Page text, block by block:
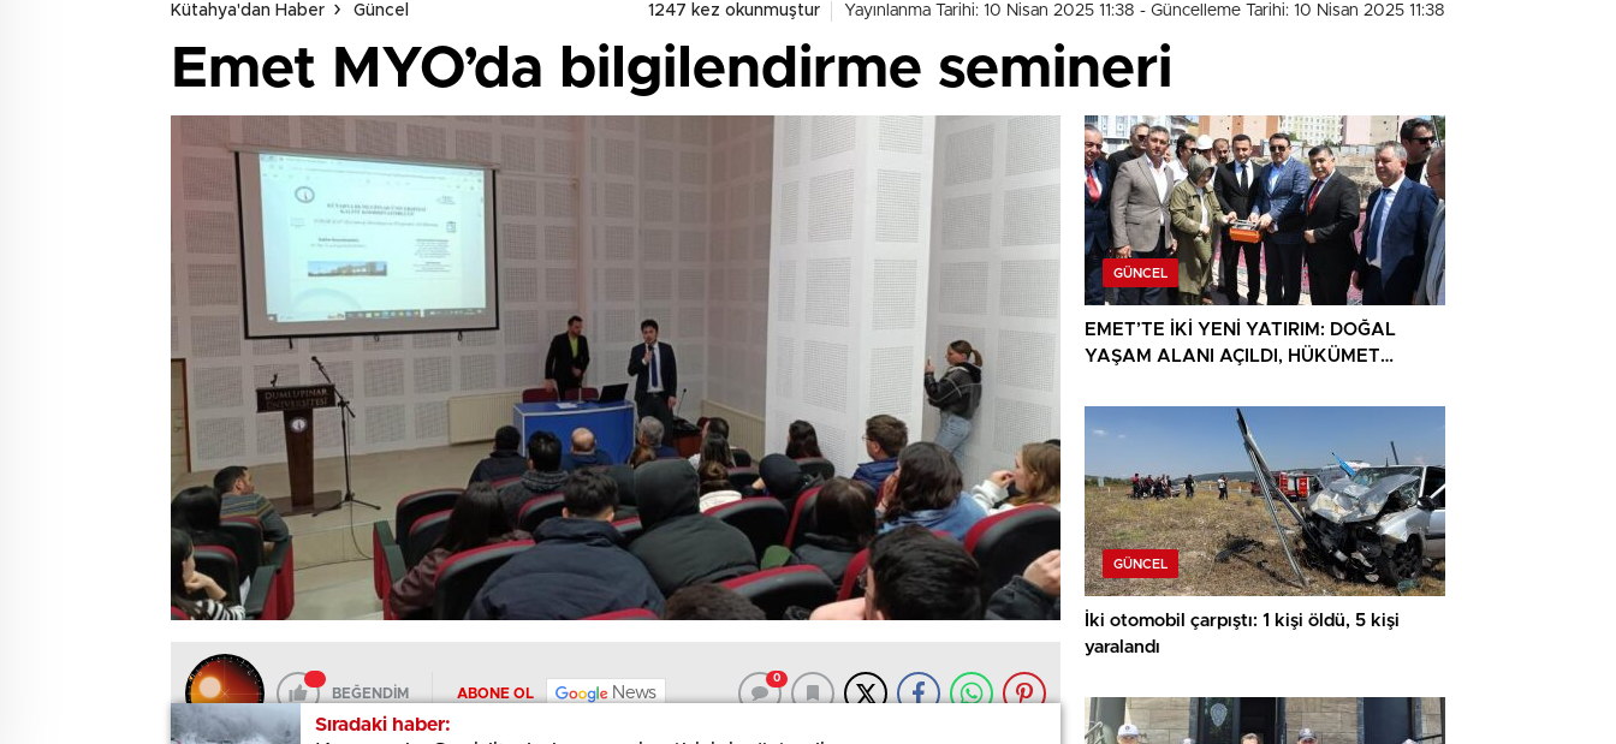
Sıradaki haber:
Kütahya'dan Haber Güncel 1247 kez okunmuştur Yayınlanma Tarihi: 10 Nisan 2025 11:38 - Güncelleme Tarihi: 10 Nisan 2025 11:38
Emet MYO’da bilgilendirme semineri
BEĞENDİM ABONE OL News
0
Sıradaki haber:
GÜNCEL
EMET’TE İKİ YENİ YATIRIM: DOĞAL
YAŞAM ALANI AÇILDI, HÜKÜMET
GÜNCEL
İki otomobil çarpıştı: 1 kişi öldü, 5 kişi
yaralandı